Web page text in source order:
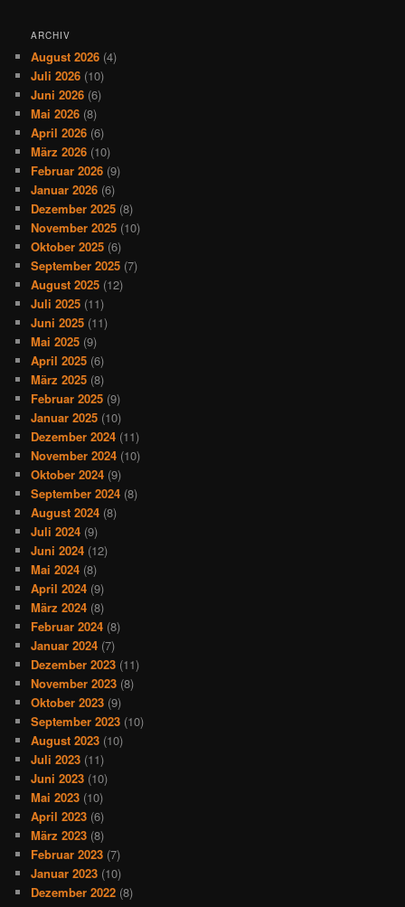
ARCHIV
August 2026 (4)
Juli 2026 (10)
Juni 2026 (6)
Mai 2026 (8)
April 2026 (6)
März 2026 (10)
Februar 2026 (9)
Januar 2026 (6)
Dezember 2025 (8)
November 2025 (10)
Oktober 2025 (6)
September 2025 (7)
August 2025 (12)
Juli 2025 (11)
Juni 2025 (11)
Mai 2025 (9)
April 2025 (6)
März 2025 (8)
Februar 2025 (9)
Januar 2025 (10)
Dezember 2024 (11)
November 2024 (10)
Oktober 2024 (9)
September 2024 (8)
August 2024 (8)
Juli 2024 (9)
Juni 2024 (12)
Mai 2024 (8)
April 2024 (9)
März 2024 (8)
Februar 2024 (8)
Januar 2024 (7)
Dezember 2023 (11)
November 2023 (8)
Oktober 2023 (9)
September 2023 (10)
August 2023 (10)
Juli 2023 (11)
Juni 2023 (10)
Mai 2023 (10)
April 2023 (6)
März 2023 (8)
Februar 2023 (7)
Januar 2023 (10)
Dezember 2022 (8)